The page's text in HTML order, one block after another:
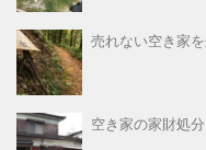
売れない空き家
空き家の家財処